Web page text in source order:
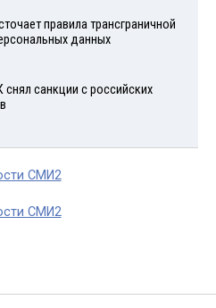
правила трансграничной
данных
санкции с российских
СМИ2
СМИ2